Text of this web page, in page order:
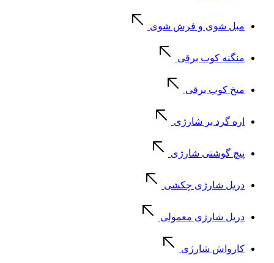
مبل شوی و فرش شوی
منگنه کوب برقی
میخ کوب برقی
اره گرد بر شارژی
پیچ گوشتی شارژی
دریل شارژی چکشی
دریل شارژی معمولی
کارواش شارژی